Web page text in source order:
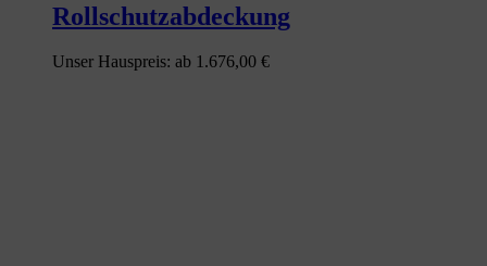
Rollschutzabdeckung
Unser Hauspreis: ab 1.676,00 €